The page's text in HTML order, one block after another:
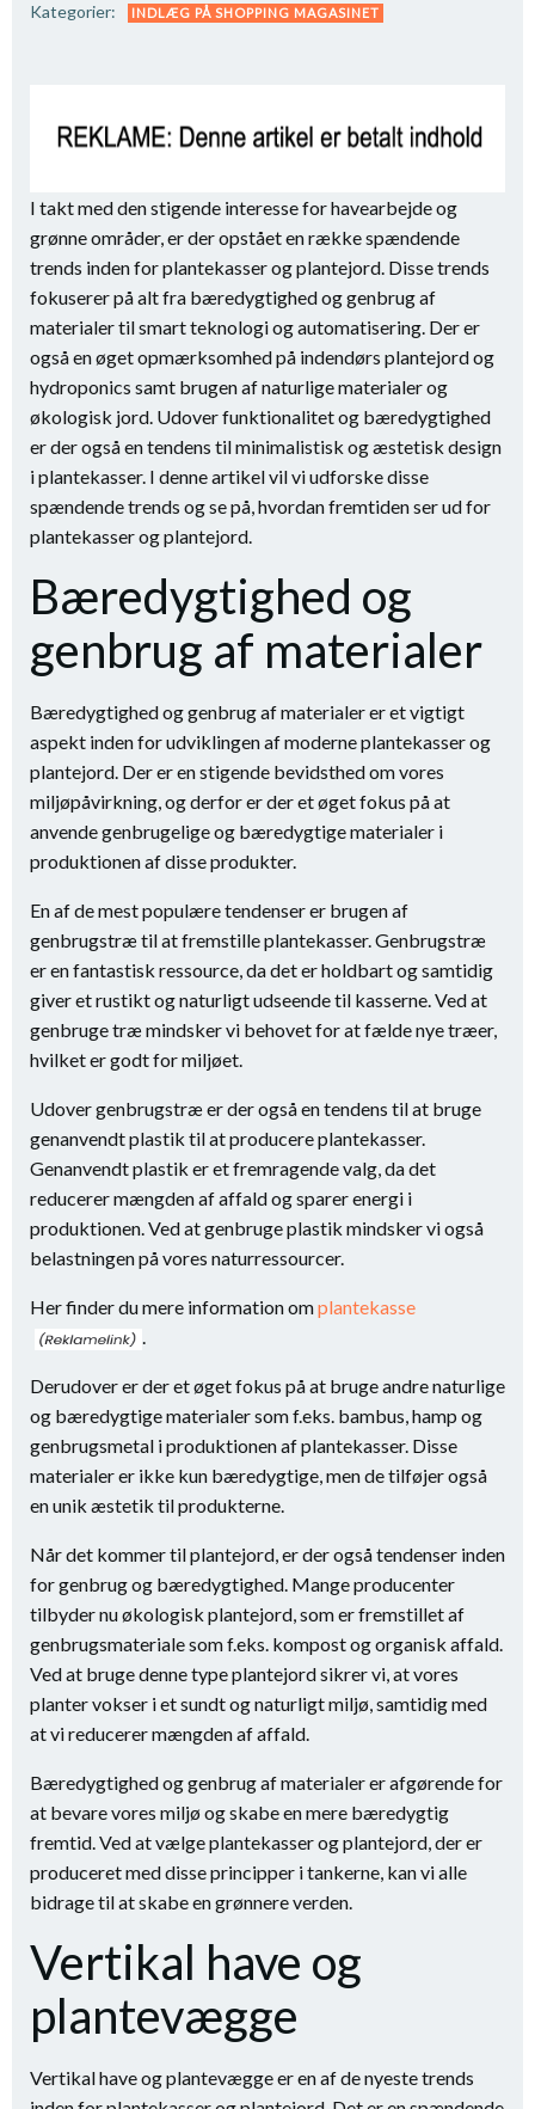
Kategorier: INDLÆG PÅ SHOPPING MAGASINET
I takt med den stigende interesse for havearbejde og
grønne områder, er der opstået en række spændende
trends inden for plantekasser og plantejord. Disse trends
fokuserer på alt fra bæredygtighed og genbrug af
materialer til smart teknologi og automatisering. Der er
også en øget opmærksomhed på indendørs plantejord og
hydroponics samt brugen af naturlige materialer og
økologisk jord. Udover funktionalitet og bæredygtighed
er der også en tendens til minimalistisk og æstetisk design
i plantekasser. I denne artikel vil vi udforske disse
spændende trends og se på, hvordan fremtiden ser ud for
plantekasser og plantejord.
Bæredygtighed og
genbrug af materialer
Bæredygtighed og genbrug af materialer er et vigtigt
aspekt inden for udviklingen af moderne plantekasser og
plantejord. Der er en stigende bevidsthed om vores
miljøpåvirkning, og derfor er der et øget fokus på at
anvende genbrugelige og bæredygtige materialer i
produktionen af disse produkter.
En af de mest populære tendenser er brugen af
genbrugstræ til at fremstille plantekasser. Genbrugstræ
er en fantastisk ressource, da det er holdbart og samtidig
giver et rustikt og naturligt udseende til kasserne. Ved at
genbruge træ mindsker vi behovet for at fælde nye træer,
hvilket er godt for miljøet.
Udover genbrugstræ er der også en tendens til at bruge
genanvendt plastik til at producere plantekasser.
Genanvendt plastik er et fremragende valg, da det
reducerer mængden af affald og sparer energi i
produktionen. Ved at genbruge plastik mindsker vi også
belastningen på vores naturressourcer.
Her finder du mere information omplantekasse
.
Derudover er der et øget fokus på at bruge andre naturlige
og bæredygtige materialer som f.eks. bambus, hamp og
genbrugsmetal i produktionen af plantekasser. Disse
materialer er ikke kun bæredygtige, men de tilføjer også
en unik æstetik til produkterne.
Når det kommer til plantejord, er der også tendenser inden
for genbrug og bæredygtighed. Mange producenter
tilbyder nu økologisk plantejord, som er fremstillet af
genbrugsmateriale som f.eks. kompost og organisk affald.
Ved at bruge denne type plantejord sikrer vi, at vores
planter vokser i et sundt og naturligt miljø, samtidig med
at vi reducerer mængden af affald.
Bæredygtighed og genbrug af materialer er afgørende for
at bevare vores miljø og skabe en mere bæredygtig
fremtid. Ved at vælge plantekasser og plantejord, der er
produceret med disse principper i tankerne, kan vi alle
bidrage til at skabe en grønnere verden.
Vertikal have og
plantevægge
Vertikal have og plantevægge er en af de nyeste trends